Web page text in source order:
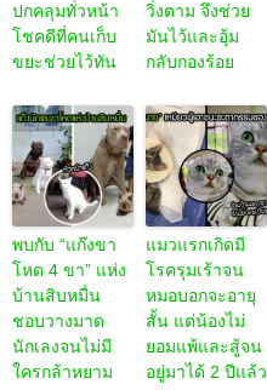
ปกคลุมทั่วหน้า
โชคดีที่คนเก็บ
ขยะช่วยไว้ทัน
วิ่งตาม จึงช่วย
มันไว้และอุ้ม
กลับกองร้อย
พบกับ “แก๊งขา
โหด 4 ขา” แห่ง
บ้านสิบหมื่น
ชอบวางมาด
นักเลงจนไม่มี
ใครกล้าหยาม
แมวแรกเกิดมี
โรครุมเร้าจน
หมอบอกจะอายุ
สั้น แต่น้องไม่
ยอมแพ้และสู้จน
อยู่มาได้ 2 ปีแล้ว